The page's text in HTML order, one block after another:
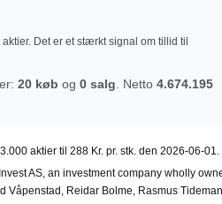
Det er et stærkt signal om tillid til
20 køb og 0 salg. Netto 4.674.195
aktier til 288 Kr. pr. stk. den 2026-06-01.
AS, an investment company wholly
Våpenstad, Reidar Bolme, Rasmus